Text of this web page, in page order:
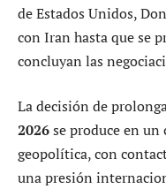
de Estados Unidos,
con Iran hasta que se
concluyan las
La decisión de
2026se produce en
geopolítica, con
una presión